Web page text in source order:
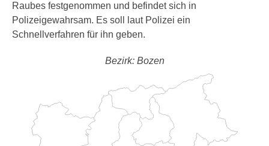
Raubes festgenommen und befindet sich in
Polizeigewahrsam. Es soll laut Polizei ein
Schnellverfahren für ihn geben.
Bezirk: Bozen